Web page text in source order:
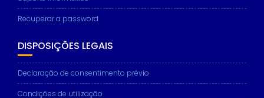
Recuperar a password
DISPOSIÇÕES LEGAIS
Declaração de consentimento prévio
Condições de utilização